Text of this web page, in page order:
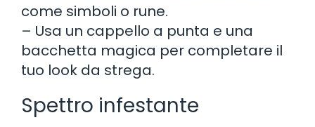
come simboli o rune.
– Usa un cappello a punta e una
bacchetta magica per completare il
tuo look da strega.
Spettro infestante